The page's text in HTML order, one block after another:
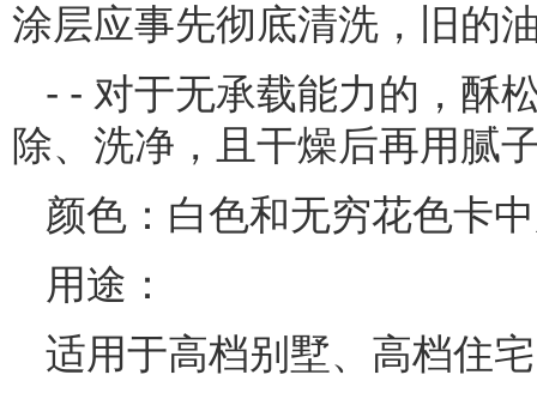
涂层应事先彻底清洗，旧的
- - 对于无承载能力的，酥
除、洗净，且干燥后再用腻
颜色：白色和无穷花色卡
用途：
适用于高档别墅、高档住